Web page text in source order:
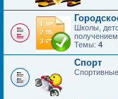
Школы,
Темы: 4
Спорт